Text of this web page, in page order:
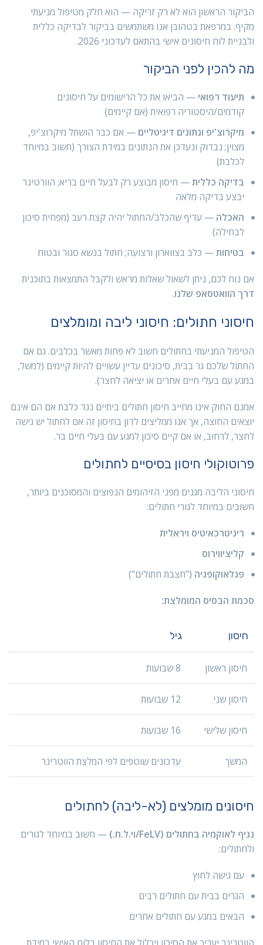
הביקור הראשון הוא לא רק זריקה — הוא חלק מטיפול מניעתי
מקיף. במרפאת בטהובן אנו משתמשים בביקור לבדיקה כללית
ולבניית לוח חיסונים אישי בהתאם לעדכוני 2026.
מה להכין לפני הביקור
תיעוד רפואי — הביאו את כל הרישומים על חיסונים
קודמים/היסטוריה רפואית (אם קיימים)
מיקרוצ'יפ ונתונים דיגיטליים — אם כבר הושתל מיקרוצ'יפ,
מצוין; נבדוק ונעדכן את הנתונים במידת הצורך (חשוב במיוחד
לכלבת)
בדיקה כללית— חיסון מבוצע רק לבעל חיים בריא; הוורטינר
יבצע בדיקה מלאה
האכלה — עדיף שהכלב/החתול יהיה קצת רעב (מפחית סיכון
לבחילה)
בטיחות— כלב בצווארון ורצועה; חתול בנשא סגור ובטוח
אם נוח לכם, ניתן לשאול שאלות מראש ולקבל התמצאות בתוכנית
דרך הוואטסאפ שלנו.
חיסוני חתולים: חיסוני ליבה ומומלצים
הטיפול המניעתי בחתולים חשוב לא פחות מאשר בכלבים. גם אם
החתול שלכם גר בבית, סיכונים עדיין עשויים להיות קיימים (למשל,
במגע עם בעלי חיים אחרים או יציאה לחצר).
אמנם החוק אינו מחייב חיסון חתולים ביתיים נגד כלבת אם הם אינם
יוצאים החוצה, אך אנו ממליצים לדון בחיסון זה אם לחתול יש גישה
לחצר, לרחוב, או אם קיים סיכון למגע עם בעלי חיים בר.
פרוטוקולי חיסון בסיסיים לחתולים
חיסוני הליבה מגנים מפני הזיהומים הנפוצים והמסוכנים ביותר,
חשובים במיוחד לגורי חתולים:
ריניטרכאיטיס ויראלית
קליציווירוס
פנלאוקופניה ("חצבת חתולים")
סכמת הבסיס המומלצת:
חיסון גיל
חיסון ראשון 8 שבועות
חיסון שני 12 שבועות
חיסון שלישי 16 שבועות
המשך עדכונים שוטפים לפי המלצת הווטרינר
חיסונים מומלצים (לא-ליבה) לחתולים
נגיף לאוקמיה בחתולים (FeLV/וי.ל.ח.)
— חשוב במיוחד לגורים
ולחתולים:
עם גישה לחוץ
הגרים בבית עם חתולים רבים
הבאים במגע עם חתולים אחרים